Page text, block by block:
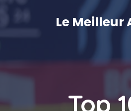
Le Meilleur
Top